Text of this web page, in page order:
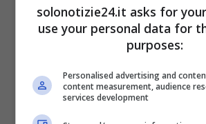
La giovane donna appartenente
società milanese aveva deciso
corte di Pietro Mori che, a sua
cercando nella storia d’amore
solonotizie24.it asks for
use your personal data for
purposes:
Personalised advertising and
content measurement, audience
services development